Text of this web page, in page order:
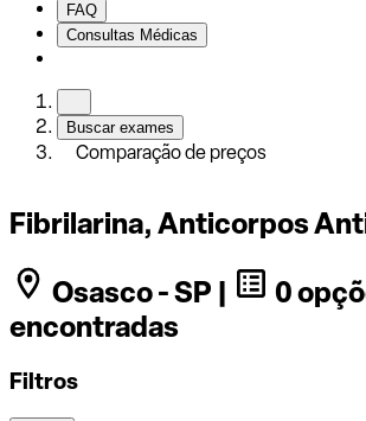
FAQ
Consultas Médicas
Buscar exames
Comparação de preços
Fibrilarina, Anticorpos
Osasco - SP |
0
encontradas
Filtros